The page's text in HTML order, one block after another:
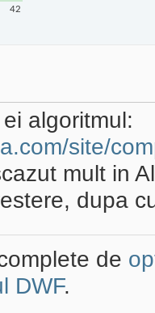
42
algoritmul:
site/
mult in
dupa
de
DWF.